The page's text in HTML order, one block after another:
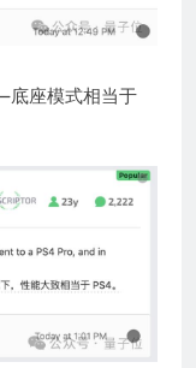
底座模式相当于